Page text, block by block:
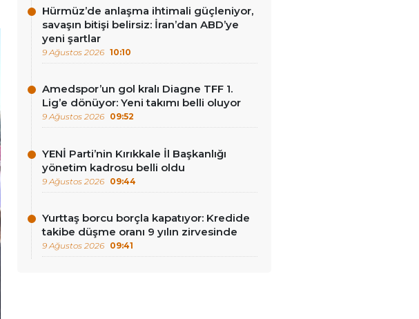
Hürmüz’de anlaşma ihtimali güçleniyor,
savaşın bitişi belirsiz: İran’dan ABD’ye
yeni şartlar
9 Ağustos 2026 10:10
Amedspor’un gol kralı Diagne TFF 1.
Lig’e dönüyor: Yeni takımı belli oluyor
9 Ağustos 2026 09:52
YENİ Parti’nin Kırıkkale İl Başkanlığı
yönetim kadrosu belli oldu
9 Ağustos 2026 09:44
Yurttaş borcu borçla kapatıyor: Kredide
takibe düşme oranı 9 yılın zirvesinde
9 Ağustos 2026 09:41